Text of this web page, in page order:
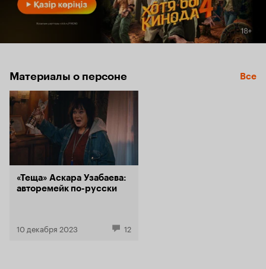
Материалы о персоне Все
«Теща» Аскара Узабаева:
авторемейк по-русски
10 декабря 2023 12